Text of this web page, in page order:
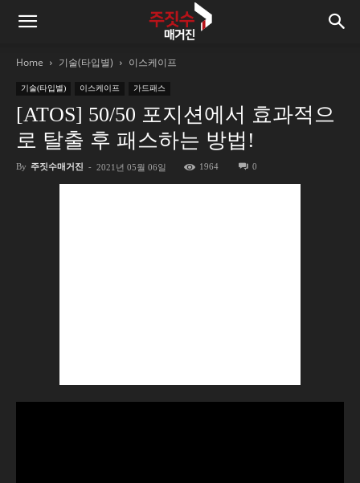
Home 기술(타입별) 이스케이프
기술(타입별) 이스케이프 가드패스
[ATOS] 50/50 포지션에서 효과적으
로 탈출 후 패스하는 방법!
By 주짓수매거진 - 2021년 05월 06일 1964 0